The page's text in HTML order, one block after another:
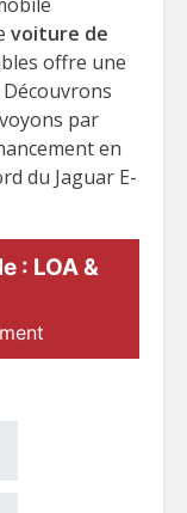
voiture de
offre une
par
en
du Jaguar E-